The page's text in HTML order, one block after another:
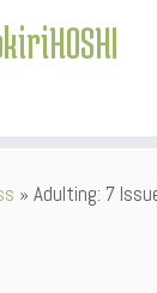
» Adulting: 7